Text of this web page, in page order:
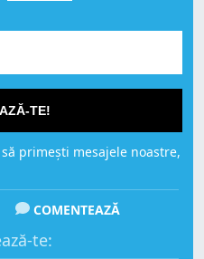
TE!
primești mesajele noastre,
COMENTEAZĂ
te: